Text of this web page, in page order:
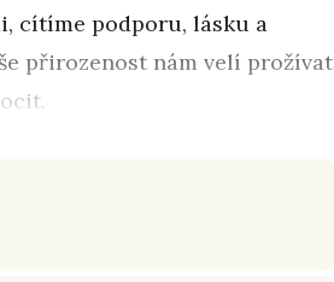
cítíme podporu, lásku a
přirozenost nám velí prožívat